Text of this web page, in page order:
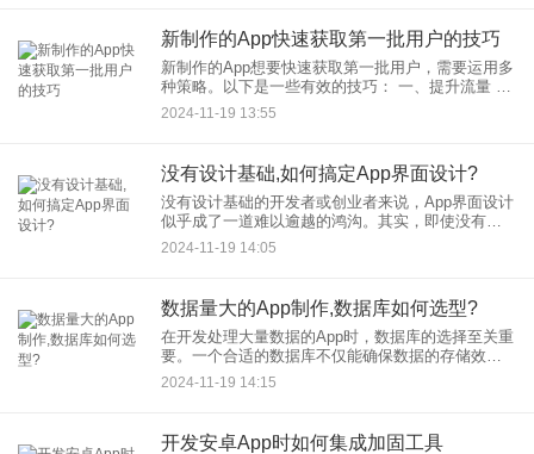
新制作的App快速获取第一批用户的技巧‌
新制作的App想要快速获取第一批用户，需要运用多
种策略。以下是一些有效的技巧： ‌一、提升流量‌ ‌应
用商店推广‌：利用应用商店进行推广是获取用户的
基础途径。通过优化Ap
2024-11-19 13:55
没有设计基础,如何搞定App界面设计?
没有设计基础的开发者或创业者来说，App界面设计
似乎成了一道难以逾越的鸿沟。其实，即使没有专
业的设计技能，也可以通过一些策略和方法来搞定
App界面设计。 一、明确设计目标与原则
2024-11-19 14:05
数据量大的App制作,数据库如何选型?
在开发处理大量数据的App时，数据库的选择至关重
要。一个合适的数据库不仅能确保数据的存储效率
和安全性，还能提升App的整体性能和用户体验。以
下将从几个关键方面探讨如何为数据量大的App选择
2024-11-19 14:15
开发安卓App时如何集成加固工具‌